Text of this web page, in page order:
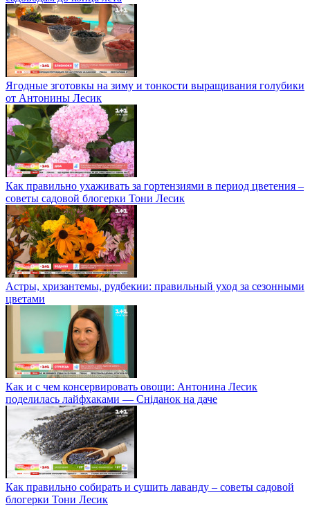
Ягодные зготовкы на зиму и тонкости выращивания голубики
от Антонины Лесик
Как правильно ухаживать за гортензиями в период цветения –
советы садовой блогерки Тони Лесик
Астры, хризантемы, рудбекии: правильный уход за сезонными
цветами
Как и с чем консервировать овощи: Антонина Лесик
поделилась лайфхаками — Сніданок на даче
Как правильно собирать и сушить лаванду – советы садовой
блогерки Тони Лесик